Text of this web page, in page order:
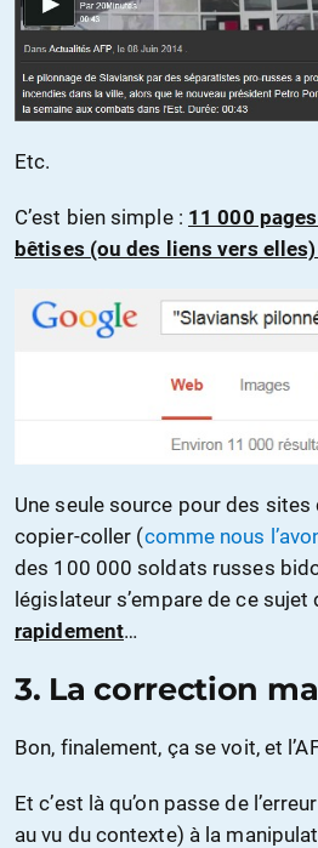
Etc.
C’est bien simple : 11 000
bêtises (ou des liens vers
Une seule source pour des sites
copier-coller (comme nous
des 100 000 soldats russes
législateur s’empare de ce
rapidement…
3. La correction
Bon, finalement, ça se voit, et
Et c’est là qu’on passe de
au vu du contexte) à la